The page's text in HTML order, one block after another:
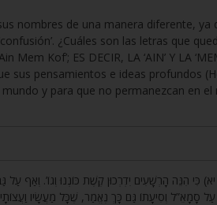
nombres de una manera diferente, ya
¿Cuáles son las letras que
Mem Kof’; ES DECIR, LA ‘AIN’ Y LA
sus pensamientos e ideas profundos
y para que no permanezcan en el
יא) כִּי הִנֵּה הָרְשָׁעִים יִדְרְכוּן קֶשֶׁת כּוֹנְנוּ וְגוֹ’. וְאַף
סָמָאֵ”ל וְסִיעָתוֹ גַּם כָּךְ נֶאֱמַר, שֶׁכָּל מַעֲשָׂיו